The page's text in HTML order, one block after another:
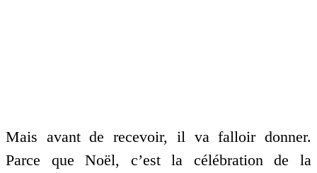
Mais avant de recevoir, il va falloir donner.
Parce que Noël, c’est la célébration de la